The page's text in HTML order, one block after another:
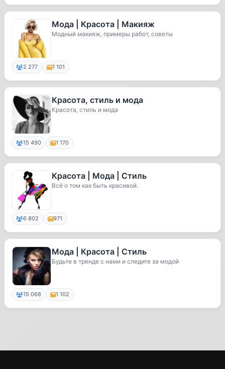
Мода | Красота | Макияж
Модный макияж, примеры работ, советы
2 277 1 101
Красота, стиль и мода
Красота, стиль и мода
15 490 1 170
Красота | Мода | Стиль
Всё о том как быть красивой.
6 802 971
Мода | Красота | Стиль
Будьте в тренде с нами и следите за модой
15 068 1 102